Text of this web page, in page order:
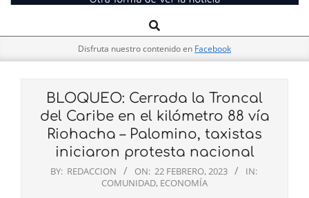
El
Pulso
Navigation
Search
Disfruta nuestro contenido en Facebook
BLOQUEO: Cerrada la Troncal
del Caribe en el kilómetro 88 vía
Riohacha – Palomino, taxistas
iniciaron protesta nacional
BY: REDACCION ON: 22 FEBRERO, 2023
IN:
COMUNIDAD, ECONOMÍA